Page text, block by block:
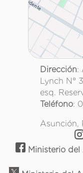
Dirección:
Lynch N°
esq.
Teléfono:
Asunción,
Ministerio del